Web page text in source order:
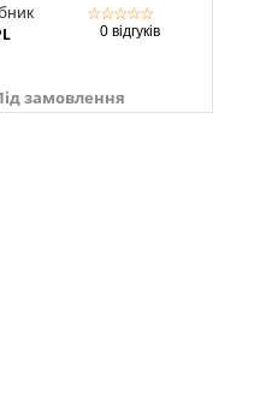
☆☆☆☆☆
0 відгуків
замовлення